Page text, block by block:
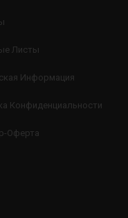
Листы
Информация
Конфиденциальности
Оферта